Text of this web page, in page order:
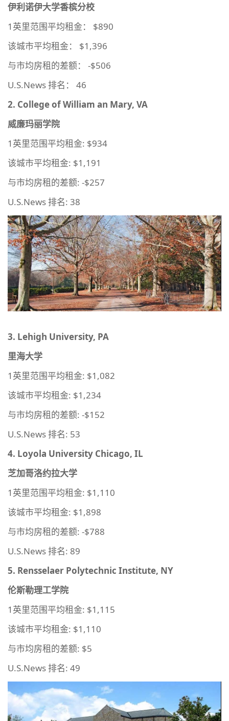
伊利诺伊大学香槟分校
1英里范围平均租金： $890
该城市平均租金： $1,396
与市均房租的差额： -$506
U.S.News 排名： 46
2. College of William an Mary, VA
威廉玛丽学院
1英里范围平均租金: $934
该城市平均租金: $1,191
与市均房租的差额: -$257
U.S.News 排名: 38
3. Lehigh University, PA
里海大学
1英里范围平均租金: $1,082
该城市平均租金: $1,234
与市均房租的差额: -$152
U.S.News 排名: 53
4. Loyola University Chicago, IL
芝加哥洛约拉大学
1英里范围平均租金: $1,110
该城市平均租金: $1,898
与市均房租的差额: -$788
U.S.News 排名: 89
5. Rensselaer Polytechnic Institute, NY
伦斯勒理工学院
1英里范围平均租金: $1,115
该城市平均租金: $1,110
与市均房租的差额: $5
U.S.News 排名: 49